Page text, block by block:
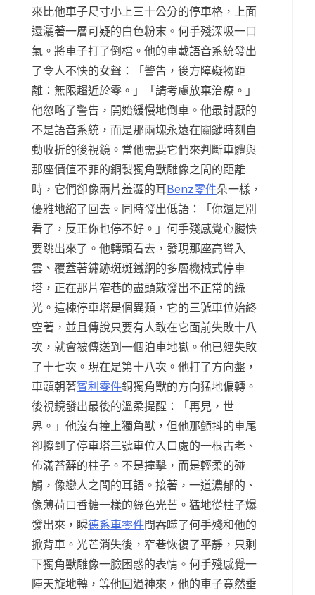
來比他車子尺寸小上三十公分的停車格，上面
還灑著一層可疑的白色粉末。何手殘深吸一口
氣。將車子打了倒檔。他的車載語音系統發出
了令人不快的女聲：「警告，後方障礙物距
離：無限趨近於零。」「請考慮放棄治療。」
他忽略了警告，開始緩慢地倒車。他最討厭的
不是語音系統，而是那兩塊永遠在關鍵時刻自
動收折的後視鏡。當他需要它們來判斷車體與
那座價值不菲的銅製獨角獸雕像之間的距離
時，它們卻像兩片羞澀的耳Benz零件朵一樣，
優雅地縮了回去。同時發出低語：「你還是別
看了，反正你也停不好。」何手殘感覺心臟快
要跳出來了。他轉頭看去，發現那座高聳入
雲、覆蓋著鏽跡斑斑鐵網的多層機械式停車
塔，正在那片窄巷的盡頭散發出不正常的綠
光。這棟停車塔是個異類，它的三號車位始終
空著，並且傳說只要有人敢在它面前失敗十八
次，就會被傳送到一個泊車地獄。他已經失敗
了十七次。現在是第十八次。他打了方向盤，
車頭朝著賓利零件銅獨角獸的方向猛地偏轉。
後視鏡發出最後的溫柔提醒：「再見，世
界。」他沒有撞上獨角獸，但他那顫抖的車尾
卻擦到了停車塔三號車位入口處的一根古老、
佈滿苔蘚的柱子。不是撞擊，而是輕柔的碰
觸，像戀人之間的耳語。接著，一道濃郁的、
像薄荷口香糖一樣的綠色光芒。猛地從柱子爆
發出來，瞬德系車零件間吞噬了何手殘和他的
掀背車。光芒消失後，窄巷恢復了平靜，只剩
下獨角獸雕像一臉困惑的表情。何手殘感覺一
陣天旋地轉，等他回過神來，他的車子竟然垂